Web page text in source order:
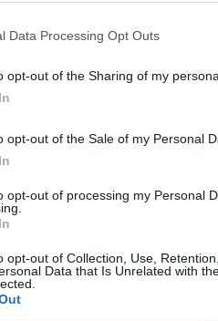
Data Processing Opt Outs
opt-out of the Sharing of my
opt-out of the Sale of my Personal
opt-out of processing my Personal
opt-out of Collection, Use,
Data that Is Unrelated with
45 milliárd forinttal
a magyarországi gazdasági
többek között az
(melyet a vállalati és a
portfolio.hu hírarchívumához
tartalmazza:
cikkarchívum